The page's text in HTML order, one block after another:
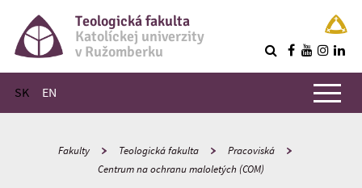
Teologická fakulta
Katolíckej univerzity
v Ružomberku
SK EN
Hlavné menu
Fakulty Teologická fakulta
Pracoviská
Centrum na ochranu maloletých (COM)